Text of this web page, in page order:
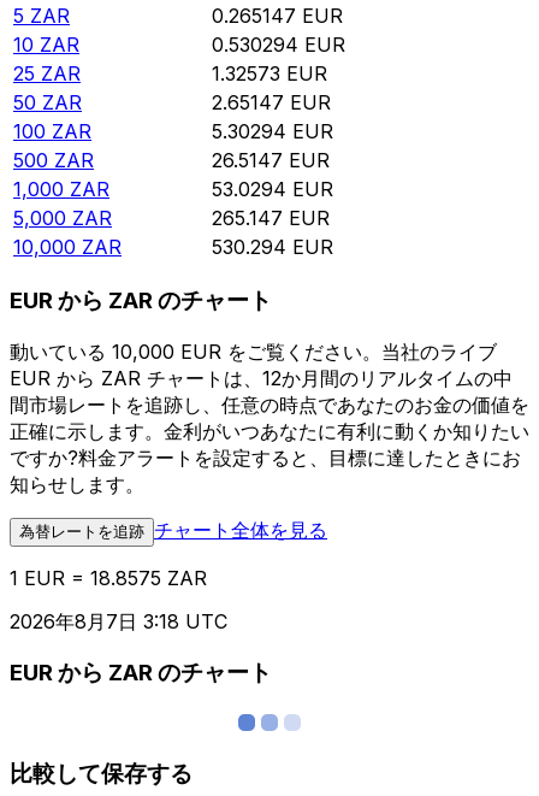
5 ZAR 0.265147 EUR
10 ZAR 0.530294 EUR
25 ZAR 1.32573 EUR
50 ZAR 2.65147 EUR
100 ZAR 5.30294 EUR
500 ZAR 26.5147 EUR
1,000 ZAR 53.0294 EUR
5,000 ZAR 265.147 EUR
10,000 ZAR 530.294 EUR
EUR から ZAR のチャート
動いている 10,000 EUR をご覧ください。当社のライブ
EUR から ZAR チャートは、12か月間のリアルタイムの中
間市場レートを追跡し、任意の時点であなたのお金の価値を
正確に示します。金利がいつあなたに有利に動くか知りたい
ですか?料金アラートを設定すると、目標に達したときにお
知らせします。
為替レートを追跡 チャート全体を見る
1 EUR = 18.8575 ZAR
2026年8月7日 3:18 UTC
EUR から ZAR のチャート
比較して保存する